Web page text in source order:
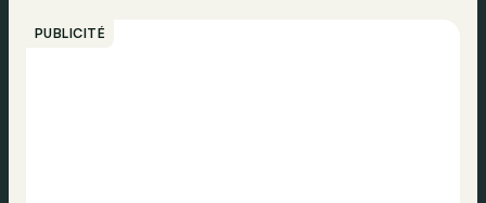
PUBLICITÉ